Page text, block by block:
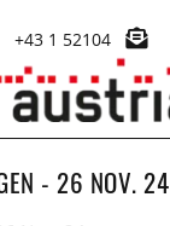
+43 1 52104
- 26 NOV. 24